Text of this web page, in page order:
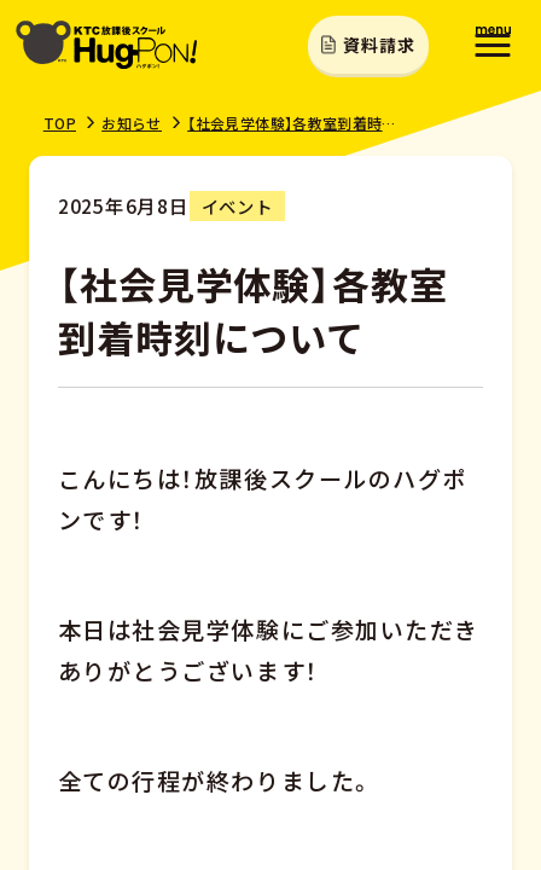
資料請求
TOP お知らせ 【社会見学体験】各教室到着時刻について
2025年6月8日 イベント
【社会見学体験】各教室
到着時刻について
こんにちは！放課後スクールのハグポ
ンです！
本日は社会見学体験にご参加いただき
ありがとうございます！
全ての行程が終わりました。